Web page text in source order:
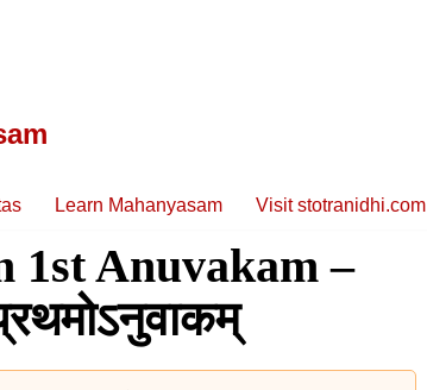
Learn Mahanyasam Visit stotranidhi.com
1st Anuvakam –